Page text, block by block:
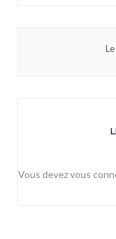
Vous devezvous